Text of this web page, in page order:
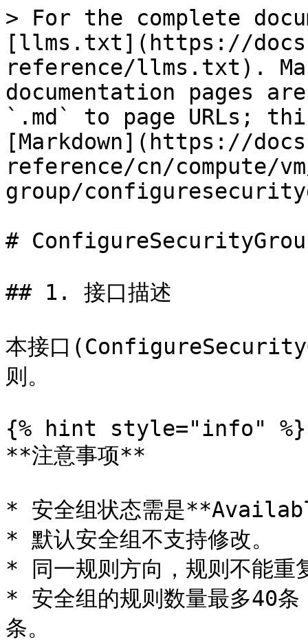
> For the complete
[llms.txt](https://
reference/llms.txt).
documentation pages
`.md` to page URLs;
[Markdown](https://
reference/cn/compute/
group/
#
## 1. 接口描述
本接口
则。
{% hint style="info" %}
**注意事项**
* 安全组状态需是
* 默认安全组不支持修改。
* 同一规则方向，规则不能重
* 安全组的规则数量最多40条
条。